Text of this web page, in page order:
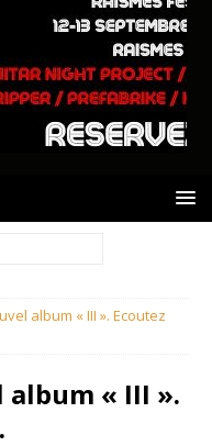
album « III ». Ecoutez
« III ».